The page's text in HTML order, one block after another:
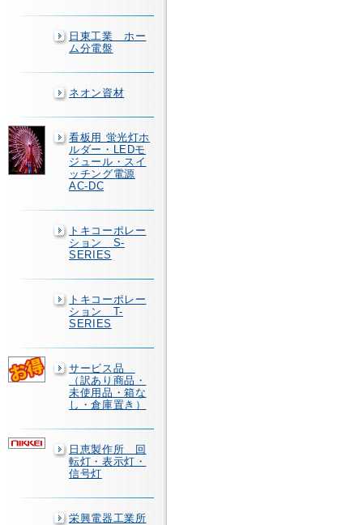
日東工業 ホー
ム分電盤
ネオン資材
看板用 蛍光灯ホ
ルダー・LEDモ
ジュール・スイ
ッチング電源
AC-DC
トキコーポレー
ション S-
SERIES
トキコーポレー
ション T-
SERIES
サービス品
（訳あり商品・
未使用品・箱な
し・倉庫置き）
日恵製作所 回
転灯・表示灯・
信号灯
栄興電器工業所